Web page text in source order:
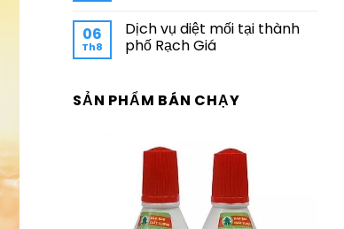
06
Th8
Dịch vụ diệt mối tại thành
phố Rạch Giá
SẢN PHẨM BÁN CHẠY